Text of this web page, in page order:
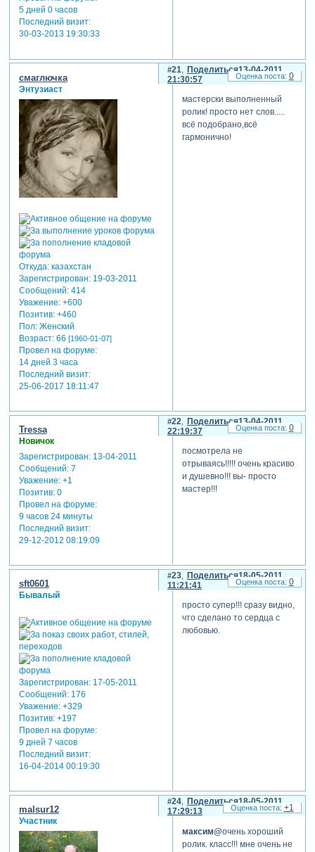
5 дней 0 часов
Последний визит:
30-03-2013 19:30:33
Поделиться
21
13-04-2011
21:30:57
смаглючка
Энтузиаст
Откуда:казахстан
Зарегистрирован: 19-03-2011
Сообщений:414
Уважение: +600
Позитив: +460
Пол:Женский
Возраст:66 [1960-01-07]
Провел на форуме:
14 дней 3 часа
Последний визит:
25-06-2017 18:11:47
мастерски выполненный
ролик! просто нет слов.....
всё подобрано,всё
гармонично!
0
Поделиться
22
13-04-2011
22:19:37
Tressa
Новичок
Зарегистрирован: 13-04-2011
Сообщений:7
Уважение: +1
Позитив: 0
Провел на форуме:
9 часов 24 минуты
Последний визит:
29-12-2012 08:19:09
посмотрела не
отрываясь!!!!! очень красиво
и душевно!!! вы- просто
мастер!!!
0
Поделиться
23
18-05-2011
11:21:41
sft0601
Бывалый
Зарегистрирован: 17-05-2011
Сообщений:176
Уважение: +329
Позитив: +197
Провел на форуме:
9 дней 7 часов
Последний визит:
16-04-2014 00:19:30
просто супер!!! сразу видно,
что сделано то сердца с
любовью.
0
Поделиться
24
18-05-2011
17:29:13
malsur12
Участник
максим@очень хороший
ролик. класс!!! мне очень не
+1